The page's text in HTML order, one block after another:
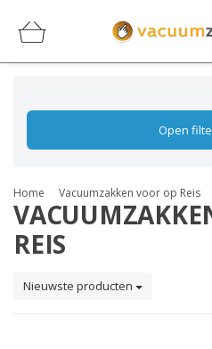
Open
Home Vacuumzakken voor op Reis
REIS
Nieuwste producten